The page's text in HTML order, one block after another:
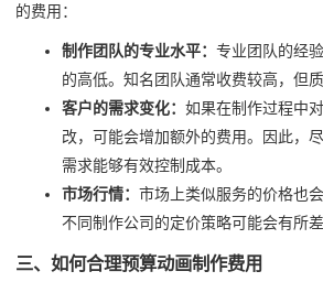
的费用：
制作团队的专业水平： 专业团队的经
的高低。知名团队通常收费较高，但
客户的需求变化： 如果在制作过程中
改，可能会增加额外的费用。因此，
需求能够有效控制成本。
市场行情： 市场上类似服务的价格也
不同制作公司的定价策略可能会有所差
三、如何合理预算动画制作费用